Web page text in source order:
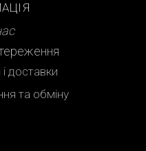
доставки
та обміну